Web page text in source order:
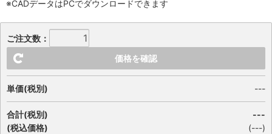
※CADデータはPCでダウンロードできます
ご注文数：
価格を確認
単価(税別) ---
合計(税別)
(税込価格)
---
(---)